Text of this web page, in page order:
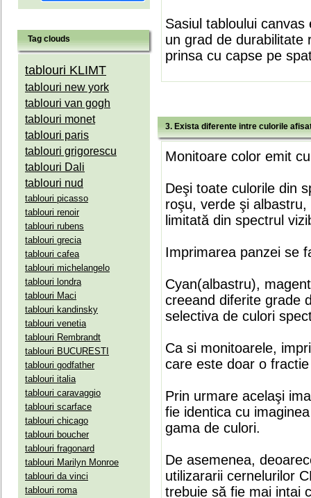
Tag clouds
tablouri KLIMT
tablouri new york
tablouri van gogh
tablouri monet
tablouri paris
tablouri grigorescu
tablouri Dali
tablouri nud
tablouri picasso
tablouri renoir
tablouri rubens
tablouri grecia
tablouri cafea
tablouri michelangelo
tablouri londra
tablouri Maci
tablouri kandinsky
tablouri venetia
tablouri Rembrandt
tablouri BUCURESTI
tablouri godfather
tablouri italia
tablouri caravaggio
tablouri scarface
tablouri chicago
tablouri boucher
tablouri fragonard
tablouri Marilyn Monroe
tablouri da vinci
tablouri roma
Sasiul tabloului
un grad de durabilitate
prinsa cu capse pe
3. Exista diferente intre culorile
Monitoare color emit
Deşi toate culorile din
roşu, verde şi
limitată din spectrul
Imprimarea panzei se
Cyan(albastru),
creeand diferite grade
selectiva de culori
Ca si monitoarele,
care este doar o
Prin urmare acelaşi
fie identica cu
gama de culori.
De asemenea,
utilizararii cernelurilor
trebuie să fie mai intai